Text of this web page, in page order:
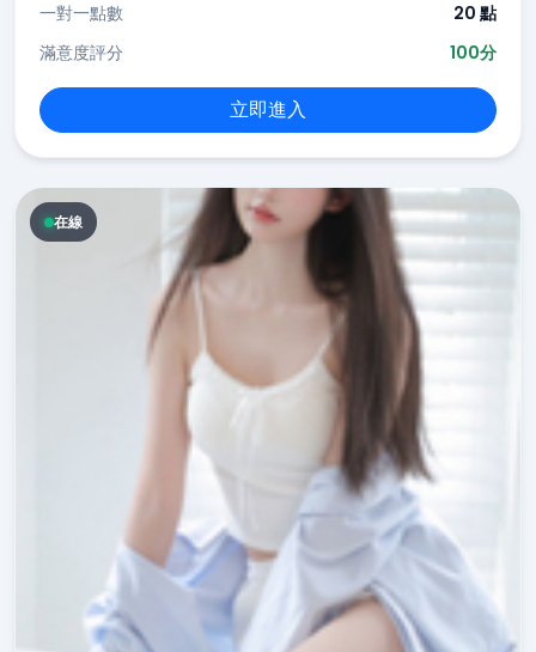
一對一點數
20 點
滿意度評分
100分
立即進入
在線